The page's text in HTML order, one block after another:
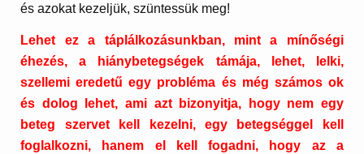
és azokat kezeljük, szüntessük meg!
Lehet ez a táplálkozásunkban, mint a mínőségi
éhezés, a hiánybetegségek támája, lehet, lelki,
szellemi eredetű egy probléma és még számos ok
és dolog lehet, ami azt bizonyitja, hogy nem egy
beteg szervet kell kezelni, egy betegséggel kell
foglalkozni, hanem el kell fogadni, hogy az a